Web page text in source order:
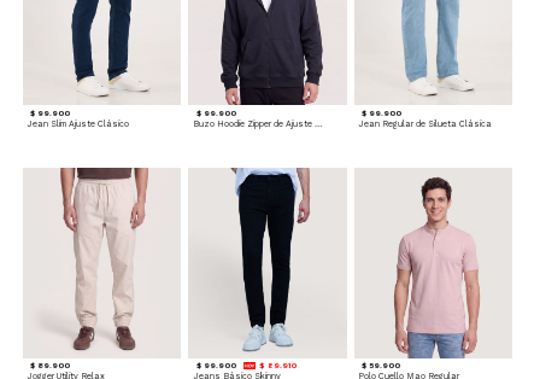
$ 99.900
Jean Slim Ajuste Clásico
$ 99.900 $ 99.900
Jean Regular de Silueta Clásica
$ 89.900
Jogger Utility Relax
$ 99.900 $ 89.910
Jeans Básico Skinny
$ 59.900
Polo Cuello Mao Regular